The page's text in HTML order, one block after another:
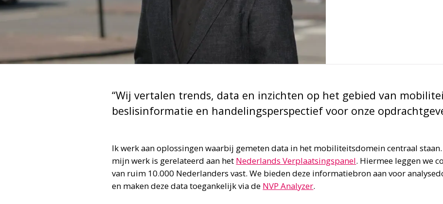
“Wij vertalen trends, data en inzichten op het gebied van
beslisinformatie en handelingsperspectief voor onze
Ik werk aan oplossingen waarbij gemeten data in het mobiliteitsdomein centraal
mijn werk is gerelateerd aan het Nederlands Verplaatsingspanel. Hiermee leggen we
van ruim 10.000 Nederlanders vast. We bieden deze informatiebron aan voor
en maken deze data toegankelijk via de NVP Analyzer.